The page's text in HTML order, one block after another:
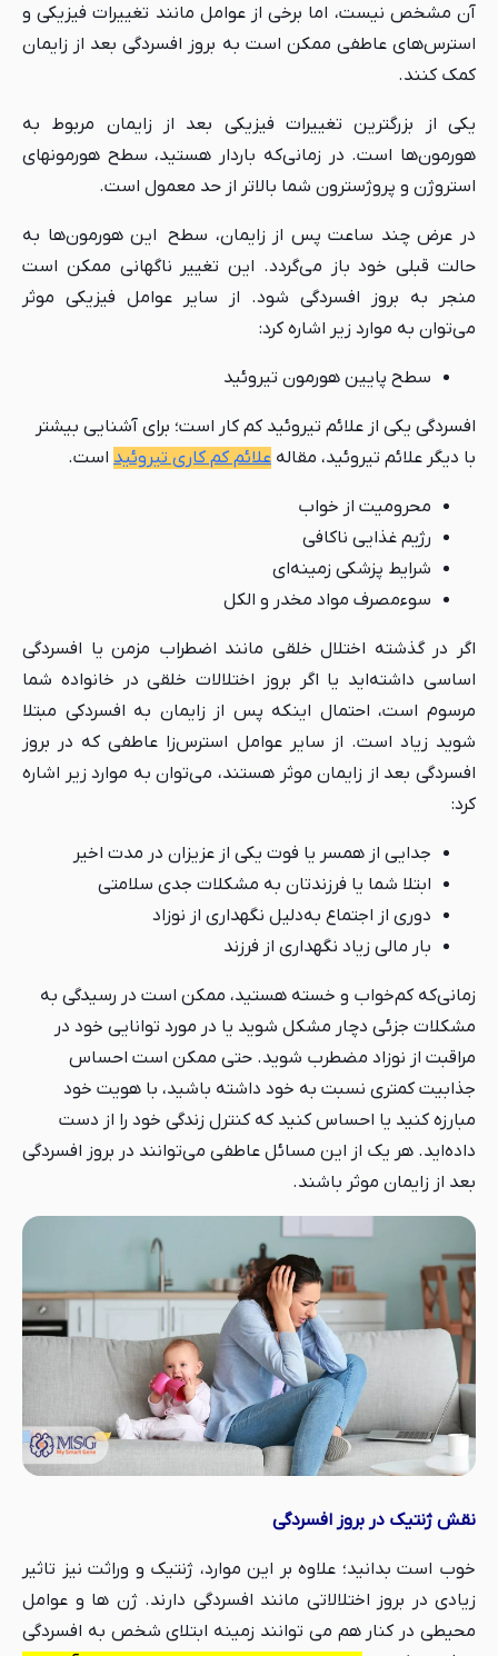
آن مشخص نیست، اما برخی از عوامل مانند تغییرات فیزیکی و
استرس‌های عاطفی ممکن است به بروز افسردگی بعد از زایمان
کمک کنند.
یکی از بزرگترین تغییرات فیزیکی بعد از زایمان مربوط به
هورمون‌ها است. در زمانی‌که باردار هستید، سطح هورمون‎های
استروژن و پروژسترون شما بالاتر از حد معمول است.
در عرض چند ساعت پس از زایمان، سطح این هورمون‌ها به
حالت قبلی خود باز می‌گردد. این تغییر ناگهانی ممکن است
منجر به بروز افسردگی شود. از سایر عوامل فیزیکی موثر
می‌توان به موارد زیر اشاره کرد:
سطح پایین هورمون تیروئید
افسردگی یکی از علائم تیروئید کم کار است؛ برای آشنایی بیشتر
با دیگر علائم تیروئید، مقاله علائم کم کاری تیروئید است.
محرومیت از خواب
رژیم غذایی ناکافی
شرایط پزشکی زمینه‌ای
سوءمصرف مواد مخدر و الکل
اگر در گذشته اختلال خلقی مانند اضطراب مزمن یا افسردگی
اساسی داشته‌اید یا اگر بروز اختلالات خلقی در خانواده شما
مرسوم است، احتمال اینکه پس از زایمان به افسردکی مبتلا
شوید زیاد است. از سایر عوامل استرس‌زا عاطفی که در بروز
افسردگی بعد از زایمان موثر هستند، می‌توان به موارد زیر اشاره
کرد:
جدایی از همسر یا فوت یکی از عزیزان در مدت اخیر
ابتلا شما یا فرزندتان به مشکلات جدی سلامتی
دوری از اجتماع به‌دلیل نگهداری از نوزاد
بار مالی زیاد نگهداری از فرزند
زمانی‌که کم‌خواب و خسته هستید، ممکن است در رسیدگی به
مشکلات جزئی دچار مشکل شوید یا در مورد توانایی خود در
مراقبت از نوزاد مضطرب شوید. حتی ممکن است احساس
جذابیت کمتری نسبت به خود داشته باشید، با هویت خود
مبارزه کنید یا احساس کنید که کنترل زندگی خود را از دست
داده‌اید. هر یک از این مسائل عاطفی می‌توانند در بروز افسردگی
بعد از زایمان موثر باشند.
نقش ژنتیک در بروز افسردگی
خوب است بدانید؛ علاوه بر این موارد، ژنتیک و وراثت نیز تاثیر
زیادی در بروز اختلالاتی مانند افسردگی دارند. ژن ها و عوامل
محیطی در کنار هم می توانند زمینه ابتلای شخص به افسردگی